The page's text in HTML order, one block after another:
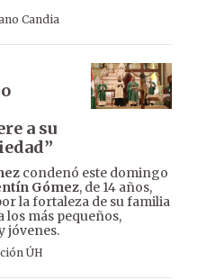
Candia
a su
condenó este domingo
Gómez, de 14 años,
la fortaleza de su familia
más pequeños,
jóvenes.
ÚH